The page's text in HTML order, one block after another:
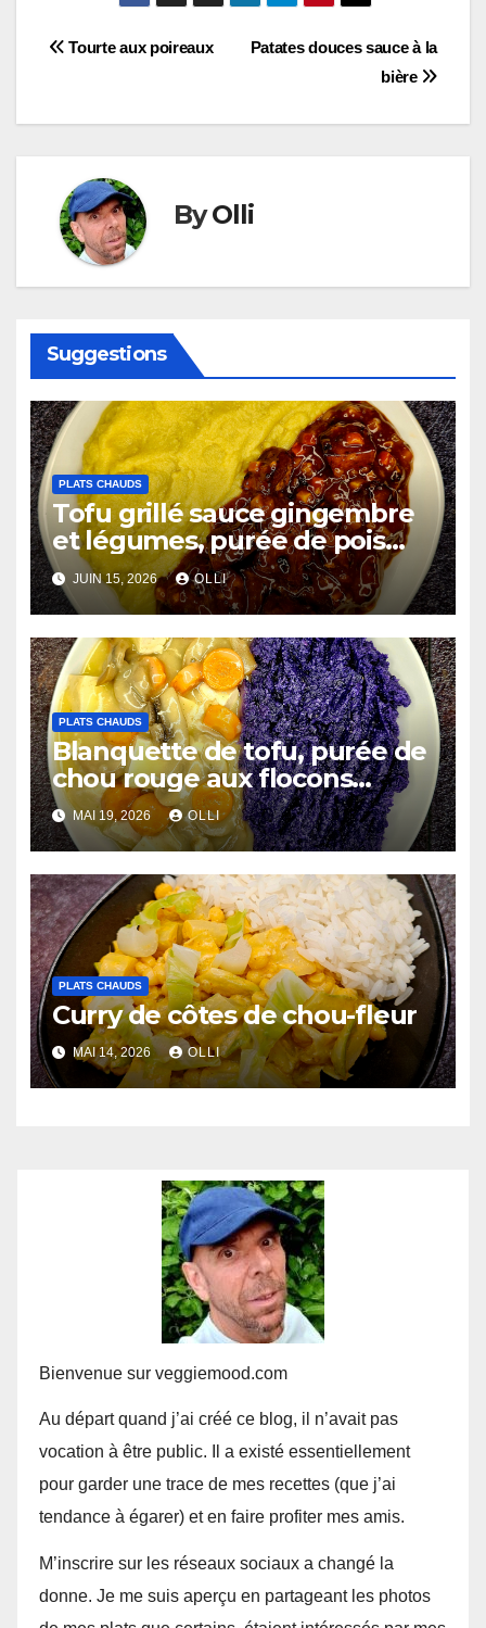
Navigation
Patates douces sauce à la
bière
Tourte aux poireaux
ByOlli
Suggestions
PLATS CHAUDS
Tofu grillé sauce gingembre
et légumes, purée de pois
chiches et côtes de chou-
fleur au miso
JUIN 15, 2026 OLLI
PLATS CHAUDS
Blanquette de tofu, purée de
chou rouge aux flocons
d’avoine
MAI 19, 2026 OLLI
PLATS CHAUDS
Curry de côtes de chou-fleur
MAI 14, 2026 OLLI
Bienvenue sur veggiemood.com
Au départ quand j’ai créé ce blog, il n’avait pas
vocation à être public. Il a existé essentiellement
pour garder une trace de mes recettes (que j’ai
tendance à égarer) et en faire profiter mes amis.
M’inscrire sur les réseaux sociaux a changé la
donne. Je me suis aperçu en partageant les photos